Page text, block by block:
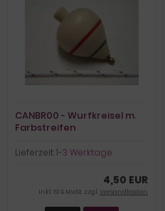
CANBR00 - Wurfkreisel m.
Farbstreifen
Lieferzeit:1-3 Werktage
4,50 EUR
inkl. 19 % MwSt. zzgl.Versandkosten